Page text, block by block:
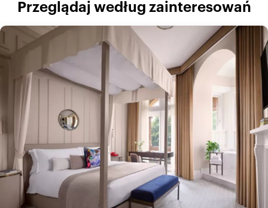
Przeglądaj według zainteresowań